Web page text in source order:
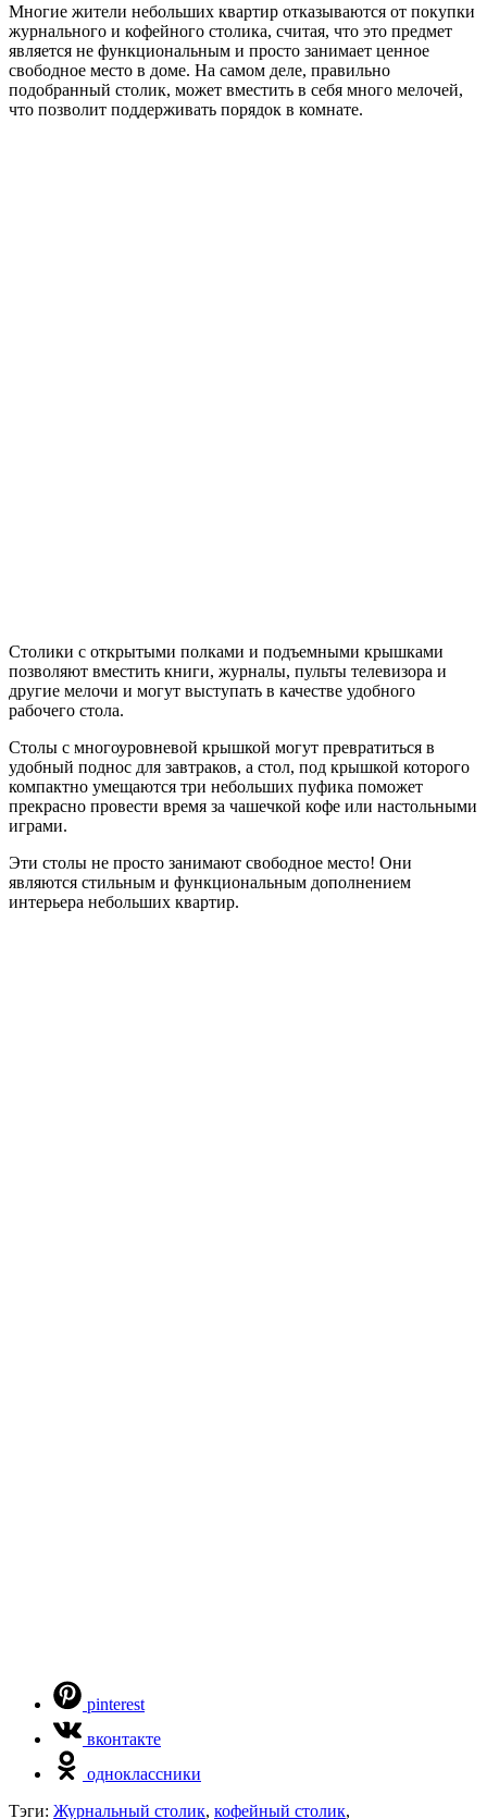
Многие жители небольших квартир отказываются от покупки
журнального и кофейного столика, считая, что это предмет
является не функциональным и просто занимает ценное
свободное место в доме. На самом деле, правильно
подобранный столик, может вместить в себя много мелочей,
что позволит поддерживать порядок в комнате.
Столики с открытыми полками и подъемными крышками
позволяют вместить книги, журналы, пульты телевизора и
другие мелочи и могут выступать в качестве удобного
рабочего стола.
Столы с многоуровневой крышкой могут превратиться в
удобный поднос для завтраков, а стол, под крышкой которого
компактно умещаются три небольших пуфика поможет
прекрасно провести время за чашечкой кофе или настольными
играми.
Эти столы не просто занимают свободное место! Они
являются стильным и функциональным дополнением
интерьера небольших квартир.
pinterest
вконтакте
одноклассники
Тэги: Журнальный столик, кофейный столик,